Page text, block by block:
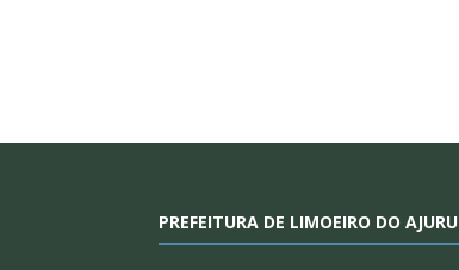
PREFEITURA DE LIMOEIRO DO AJURU